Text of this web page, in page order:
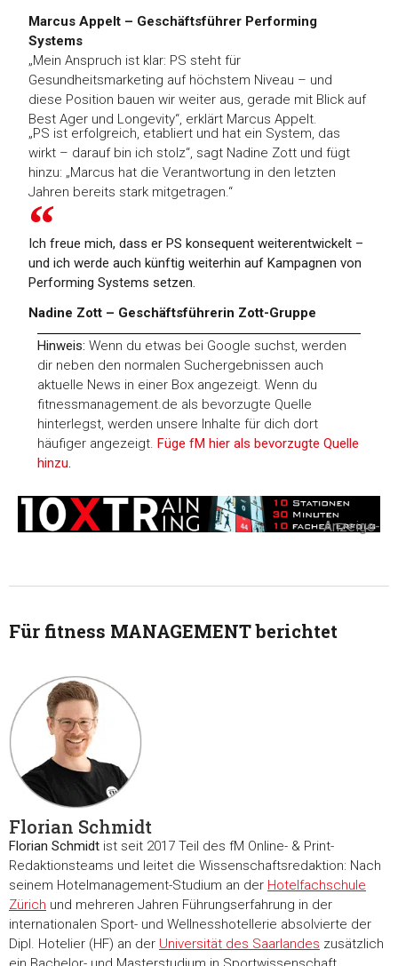
Marcus Appelt – Geschäftsführer Performing
Systems
„Mein Anspruch ist klar: PS steht für
Gesundheitsmarketing auf höchstem Niveau – und
diese Position bauen wir weiter aus, gerade mit Blick auf
Best Ager und Longevity“, erklärt Marcus Appelt.
„PS ist erfolgreich, etabliert und hat ein System, das
wirkt – darauf bin ich stolz“, sagt Nadine Zott und fügt
hinzu: „Marcus hat die Verantwortung in den letzten
Jahren bereits stark mitgetragen.“
Ich freue mich, dass er PS konsequent weiterentwickelt –
und ich werde auch künftig weiterhin auf Kampagnen von
Performing Systems setzen.
Nadine Zott – Geschäftsführerin Zott-Gruppe
Hinweis: Wenn du etwas bei Google suchst, werden
dir neben den normalen Suchergebnissen auch
aktuelle News in einer Box angezeigt. Wenn du
fitnessmanagement.de als bevorzugte Quelle
hinterlegst, werden unsere Inhalte für dich dort
häufiger angezeigt.Füge fM hier als bevorzugte Quelle
hinzu.
-Anzeige-
Für fitness MANAGEMENT berichtet
Florian Schmidt
Florian Schmidt ist seit 2017 Teil des fM Online- & Print-
Redaktionsteams und leitet die Wissenschaftsredaktion: Nach
seinem Hotelmanagement-Studium an der Hotelfachschule
Zürich und mehreren Jahren Führungserfahrung in der
internationalen Sport- und Wellnesshotellerie absolvierte der
Dipl. Hotelier (HF) an der Universität des Saarlandes zusätzlich